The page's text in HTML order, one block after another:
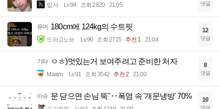
입사 Lv.94 조회 2820 21:05 댓글
유머 180cm에 124kg의 수트핏
드라고노브 Lv.90 조회 2715 추천 1 21:04
12
댓글
기타 ㅇㅎ)멋있는거 보여주려고 준비한 처자
Maxim Lv.91 조회 3542 추천 2 21:00
8
댓글
이슈 문 닫으면 손님 뚝"‥폭염 속 '개문냉방' 70% 10
댓글